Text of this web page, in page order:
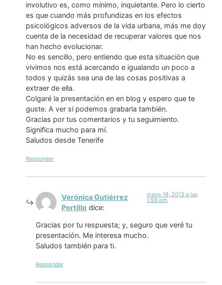
involutivo es, como mínimo, inquietante. Pero lo cierto
es que cuando más profundizas en los efectos
psicológicos adversos de la vida urbana, más me doy
cuenta de la necesidad de recuperar valores que nos
han hecho evolucionar.
No es sencillo, pero entiendo que esta situación que
vivimos nos está acercando e igualando un poco a
todos y quizás sea una de las cosas positivas a
extraer de ella.
Colgaré la presentación en en blog y espero que te
guste. A ver si podemos grabarla también.
Gracias por tus comentarios y tu seguimiento.
Significa mucho para mí.
Saludos desde Tenerife
Responder
Verónica Gutiérrez
Portillo dice:
mayo 19, 2013 a las
1:58 pm
Gracias por tu respuesta; y, seguro que veré tu
presentación. Me interesa mucho.
Saludos también para ti.
Responder